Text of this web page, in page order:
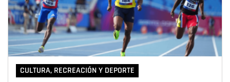
CULTURA, RECREACIÓN Y DEPORTE